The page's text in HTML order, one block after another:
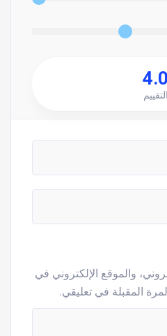
4.0
التقييم
والموقع الإلكتروني في
المقبلة في تعليقي.